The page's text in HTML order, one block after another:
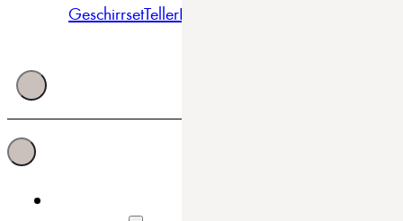
GeschirrsetTellerBowls & Schüsseln